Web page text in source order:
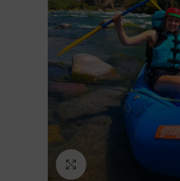
Click to enlarge